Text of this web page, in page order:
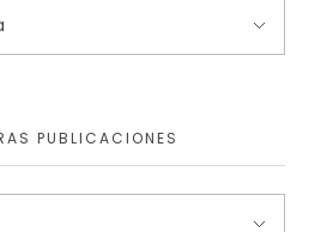
PUBLICACIONES